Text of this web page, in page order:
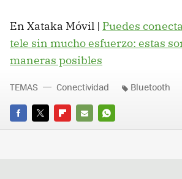
En Xataka Móvil | Puedes
tele sin mucho esfuerzo: estas
maneras posibles
FACEBOOK
TWITTERFLIPBOARD
E-
WHATSAPP
TEMAS Conectividad Bluetooth